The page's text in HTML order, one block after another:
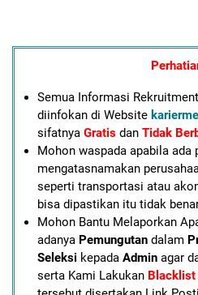
Semua Informasi
diinfokan di Website
sifatnya Gratisdan Tidak
Mohon waspada apabila ada
mengatasnamakan
seperti transportasi atau
bisa dipastikan itu tidak
Mohon Bantu Melaporkan
adanyaPemungutandalam
Seleksi kepada Adminagar
serta Kami LakukanBlacklist